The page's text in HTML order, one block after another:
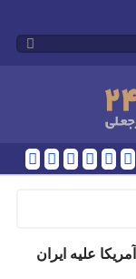
علیه ایران